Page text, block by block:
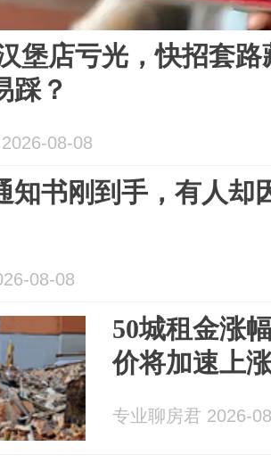
堡店亏光，快招套
踩？
08-08
知书刚到手，有人却
08-08
50城租金涨
价将加速上
专业聊房君 2026-